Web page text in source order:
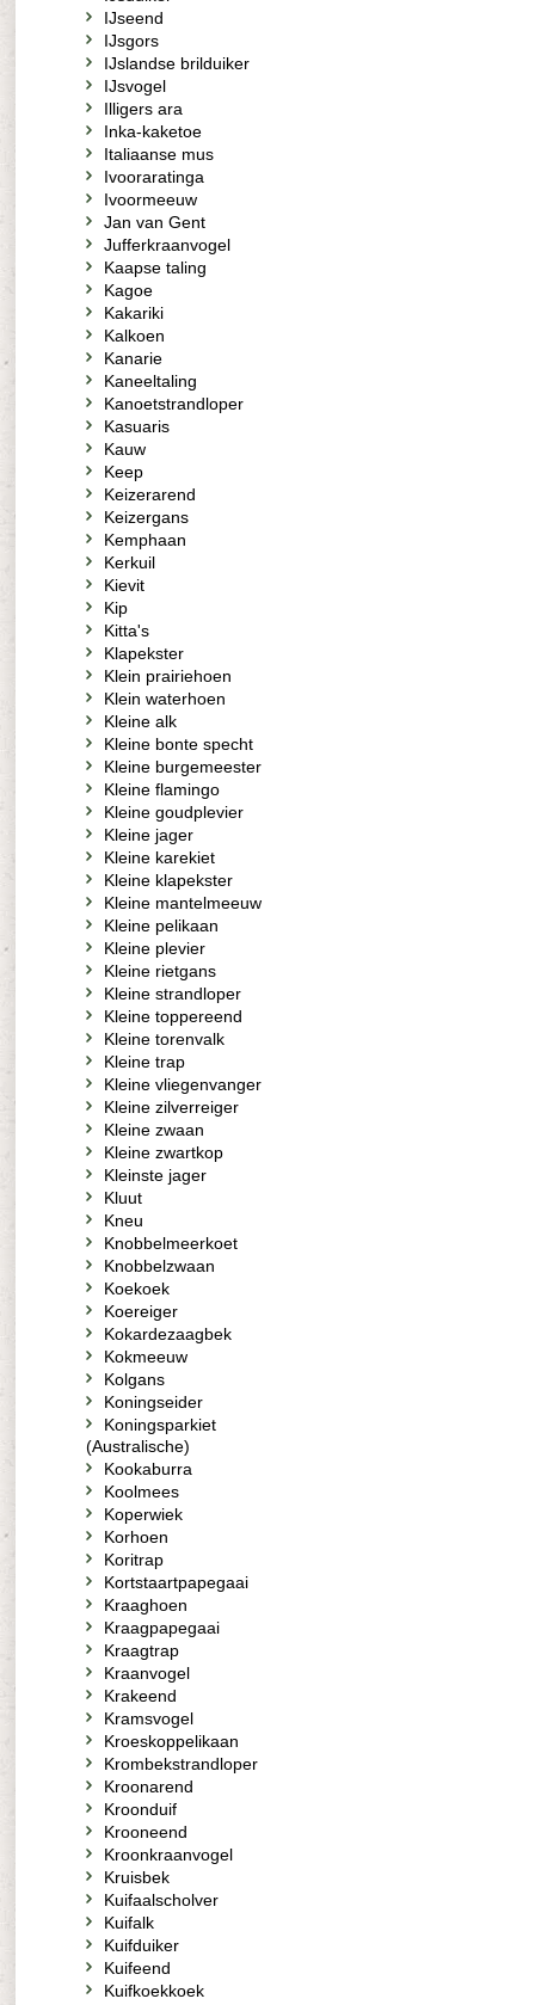
IJseend
IJsgors
IJslandse brilduiker
IJsvogel
Illigers ara
Inka-kaketoe
Italiaanse mus
Ivooraratinga
Ivoormeeuw
Jan van Gent
Jufferkraanvogel
Kaapse taling
Kagoe
Kakariki
Kalkoen
Kanarie
Kaneeltaling
Kanoetstrandloper
Kasuaris
Kauw
Keep
Keizerarend
Keizergans
Kemphaan
Kerkuil
Kievit
Kip
Kitta's
Klapekster
Klein prairiehoen
Klein waterhoen
Kleine alk
Kleine bonte specht
Kleine burgemeester
Kleine flamingo
Kleine goudplevier
Kleine jager
Kleine karekiet
Kleine klapekster
Kleine mantelmeeuw
Kleine pelikaan
Kleine plevier
Kleine rietgans
Kleine strandloper
Kleine toppereend
Kleine torenvalk
Kleine trap
Kleine vliegenvanger
Kleine zilverreiger
Kleine zwaan
Kleine zwartkop
Kleinste jager
Kluut
Kneu
Knobbelmeerkoet
Knobbelzwaan
Koekoek
Koereiger
Kokardezaagbek
Kokmeeuw
Kolgans
Koningseider
Koningsparkiet
(Australische)
Kookaburra
Koolmees
Koperwiek
Korhoen
Koritrap
Kortstaartpapegaai
Kraaghoen
Kraagpapegaai
Kraagtrap
Kraanvogel
Krakeend
Kramsvogel
Kroeskoppelikaan
Krombekstrandloper
Kroonarend
Kroonduif
Krooneend
Kroonkraanvogel
Kruisbek
Kuifaalscholver
Kuifalk
Kuifduiker
Kuifeend
Kuifkoekkoek